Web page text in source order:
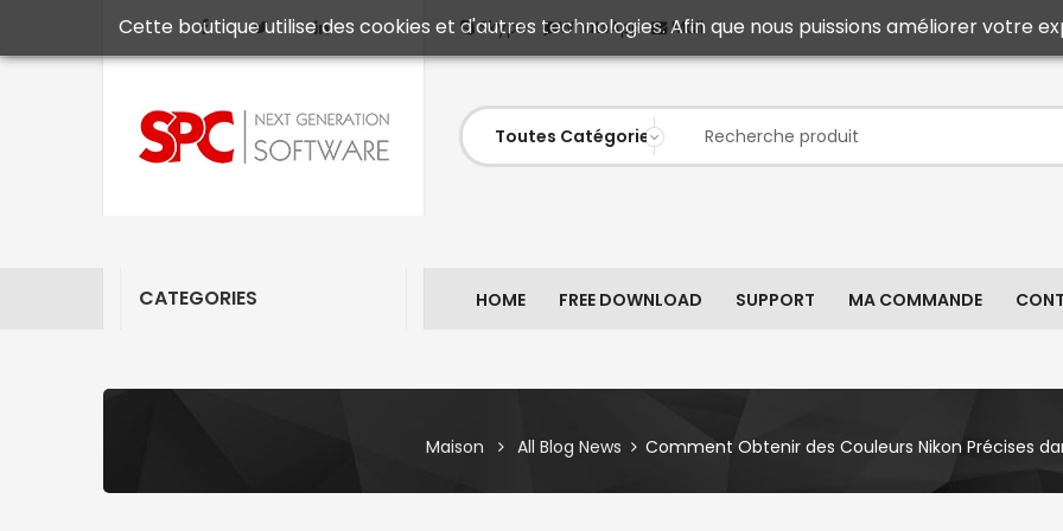
Skype WhatsApp Mail
CATEGORIES HOME FREE DOWNLOAD SUPPORT MA COMMANDE
Maison All Blog News Comment Obtenir des Couleurs Nikon Précises
Cette boutique utilise des cookies et d'autres technologies. Afin que nous puissions améliorer votre